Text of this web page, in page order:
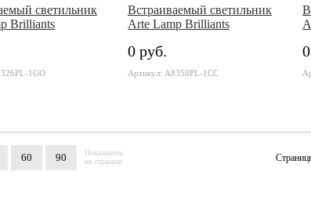
светильник
Brilliants
1GO
Встраиваемый светильник
Arte Lamp Brilliants
0 руб.
Артикул: A8358PL-1CC
60 90
Показывать
на странице